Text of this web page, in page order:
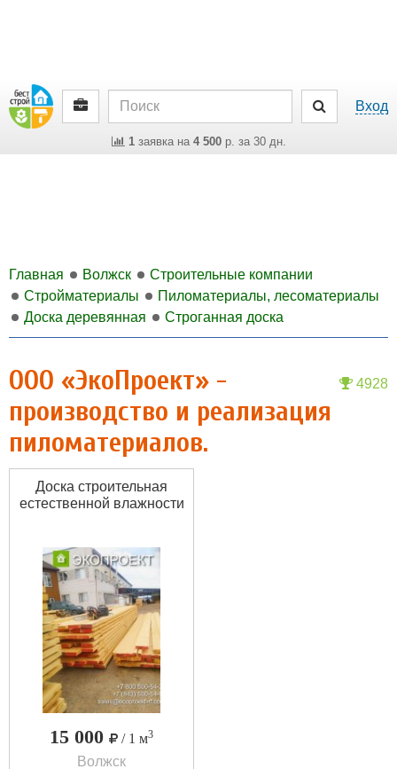
Вход
1заявка на 4 500р. за 30 дн.
Главная Волжск
Строительные компании
Стройматериалы
Пиломатериалы, лесоматериалы
Доска деревянная
Строганная доска
4928
ООО «ЭкоПроект» -
производство и реализация
пиломатериалов.
Доска строительная
естественной влажности
15 000 / 1 м3
Волжск